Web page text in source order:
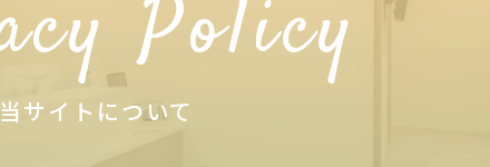
当サイトについて